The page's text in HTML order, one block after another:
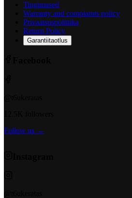
Tingimused
Warranty and complaints policy
Privaatsuspoliitika
Return Policy
Garantiitaotlus
Follow us →